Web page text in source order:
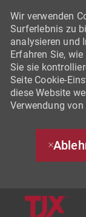
Wir verwenden
Surferlebnis zu
analysieren und
Erfahren Sie,
Sie sie
Seite Cookie-
diese Website
Verwendung von